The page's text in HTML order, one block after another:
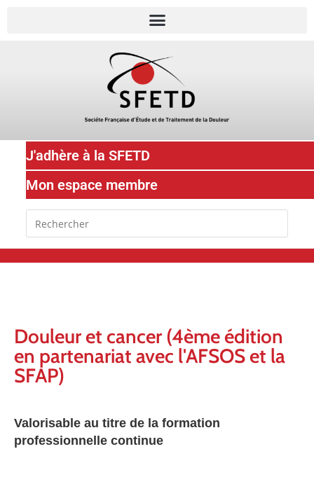
J'adhère à la SFETD
Mon espace membre
Douleur et cancer (4ème édition
en partenariat avec l'AFSOS et la
SFAP)
Valorisable au titre de la formation
professionnelle continue